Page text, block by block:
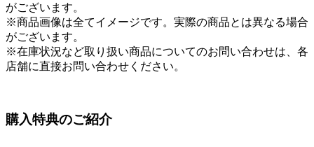
がございます。
※商品画像は全てイメージです。実際の商品とは異なる場合
がございます。
※在庫状況など取り扱い商品についてのお問い合わせは、各
店舗に直接お問い合わせください。
購入特典のご紹介